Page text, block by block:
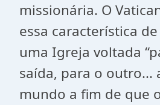
missionária. O
essa característica de
uma Igreja voltada
saída, para o outro...
mundo a fim de que